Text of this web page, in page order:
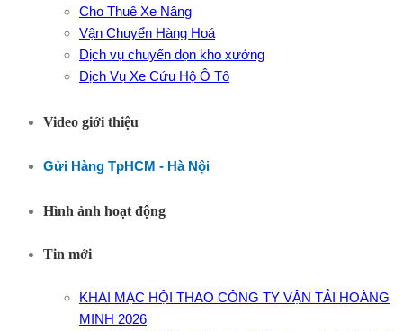
Cho Thuê Xe Nâng
Vận Chuyển Hàng Hoá
Dịch vụ chuyển dọn kho xưởng
Dịch Vụ Xe Cứu Hộ Ô Tô
Video giới thiệu
Gửi Hàng TpHCM - Hà Nội
Hình ảnh hoạt động
Tin mới
KHAI MẠC HỘI THAO CÔNG TY VẬN TẢI HOÀNG
MINH 2026